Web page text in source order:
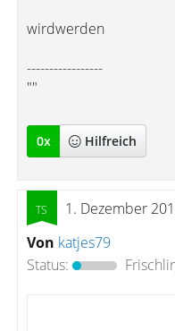
wirdwerden
-----------------
""
0x Hilfreich
1. Dezember
Von katjes79
Status: